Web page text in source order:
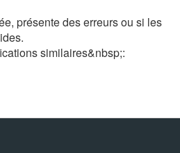
présente des erreurs ou si les
similaires&nbsp;: